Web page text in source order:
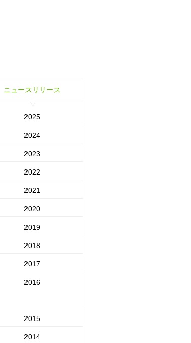
ニュースリリース
2025
2024
2023
2022
2021
2020
2019
2018
2017
2016
2015
2014